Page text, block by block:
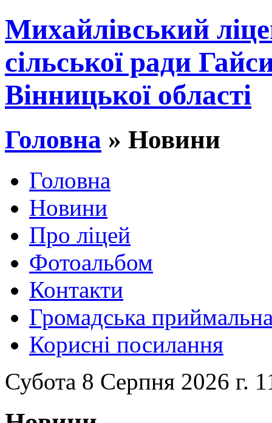
Михайлівський
сільської ради
Вінницької області
Головна » Новини
Головна
Новини
Про ліцей
Фотоальбом
Контакти
Громадська
Корисні посилання
Субота 8 Серпня 2026 г.